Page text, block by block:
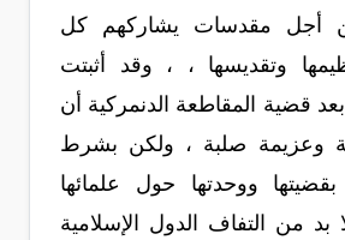
أجل مقدسات يشاركهم كل
وتقديسها ، ، وقد أثبتت
بعد قضية المقاطعة الدنمركية أن
وعزيمة صلبة ، ولكن بشرط
بقضيتها ووحدتها حول علمائها
بد من التفاف الدول الإسلامية